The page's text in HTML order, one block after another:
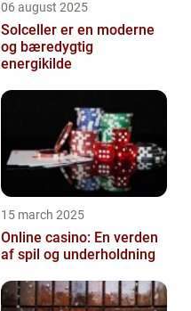
06 august 2025
Solceller er en moderne
og bæredygtig
energikilde
15 march 2025
Online casino: En verden
af spil og underholdning